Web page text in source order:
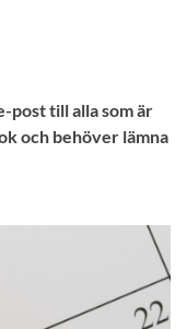
post till alla som är
och behöver lämna